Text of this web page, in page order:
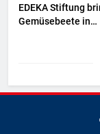
EDEKA Stiftung
Gemüsebeete in